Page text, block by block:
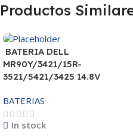
Productos
BATERIA DELL
MR90Y/3421/15R-
3521/5421/3425 14.8V
BATERIAS
In stock